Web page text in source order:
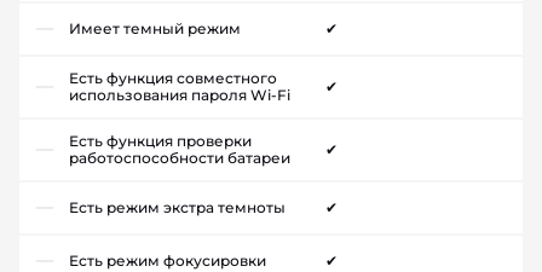
Имеет темный режим ✔
Есть функция совместного
использования пароля Wi-Fi
✔
Есть функция проверки
работоспособности батареи
✔
Есть режим экстра темноты ✔
Есть режим фокусировки ✔